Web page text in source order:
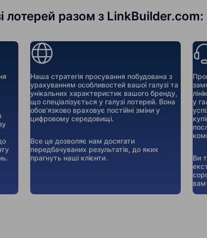
лотерей разом з LinkBuilder.com:
Наша стратегія просування побудована з
урахуванням особливостей вашої галузі та
унікальних характеристик вашого бренду,
що спеціалізується у галузі лотерей. Вона
обов'язково враховує постійні зміни у
цифровому середовищі.
Все це дозволяє нам досягати
передбачуваних результатів, до яких
прагнуть наші клієнти.
у
Ви
вам